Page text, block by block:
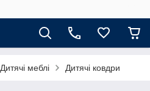
Дитячі меблі Дитячі ковдри